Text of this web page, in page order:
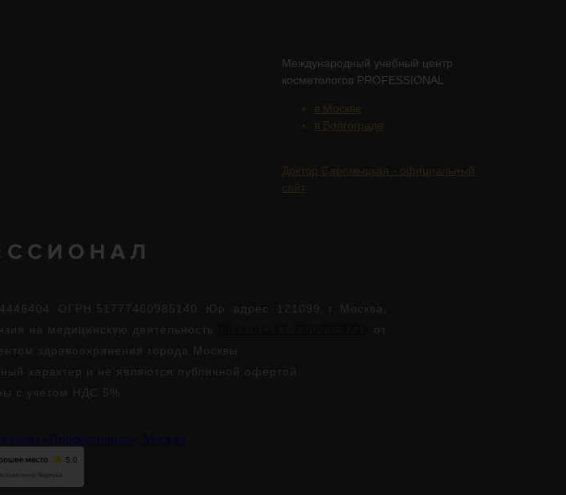
Международный учебный центр
косметологов PROFESSIONAL
в Москве
в Волгограде
Доктор Саромыцкая - официальный
сайт
ОГРН 51777460985140. Юр. адрес: 121099, г. Москва,
на медицинскую деятельность
от
здравоохранения города Москвы
характер и не являются публичной офертой.
с учетом НДС 5%